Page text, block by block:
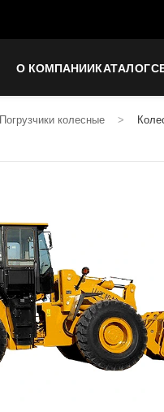
О КОМПАНИИКАТАЛОГ
Погрузчики колесные >